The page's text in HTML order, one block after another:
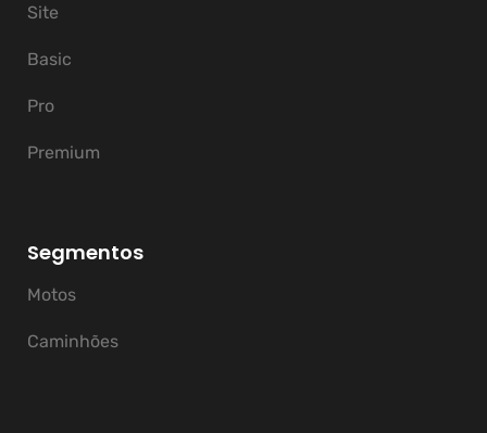
Site
Basic
Pro
Premium
Segmentos
Motos
Caminhões